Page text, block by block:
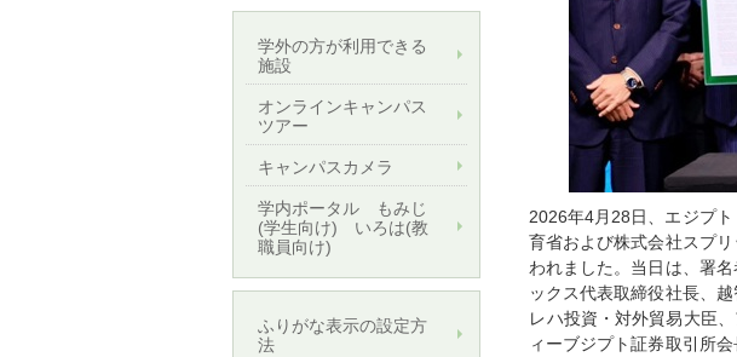
2026年4月28日、エジプ
育省および株式会社スプ
われました。当日は、署
ックス代表取締役社長、
レハ投資・対外貿易大臣
ィーブジプト証券取引所
学外の方が利用できる
施設
オンラインキャンパス
ツアー
キャンパスカメラ
学内ポータル もみじ
(学生向け) いろは(教
職員向け)
ふりがな表示の設定方
法